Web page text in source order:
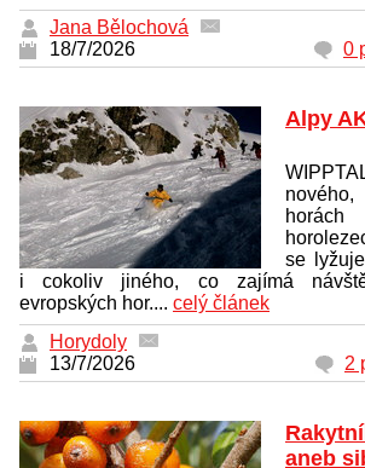
Jana Bělochová
18/7/2026
0
Alpy
se
i cokoliv jiného, co zajímá
evropských hor.... celý článek
Horydoly
13/7/2026
2
aneb